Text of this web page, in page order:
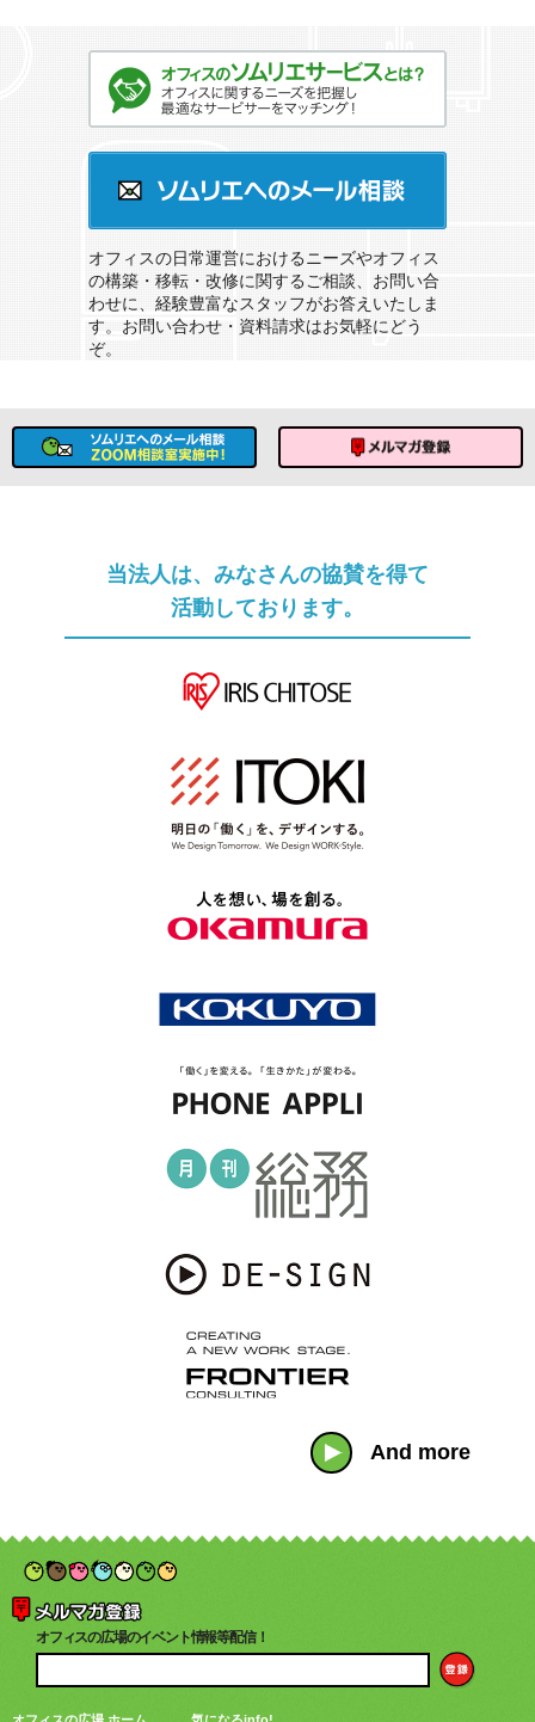
オフィスの日常運営におけるニーズやオフィス
の構築・移転・改修に関するご相談、お問い合
わせに、経験豊富なスタッフがお答えいたしま
す。お問い合わせ・資料請求はお気軽にどう
ぞ。
当法人は、みなさんの協賛を得て
活動しております。
And more
オフィスの広場のイベント情報等配信！
オフィスの広場 ホーム 気になるinfo!